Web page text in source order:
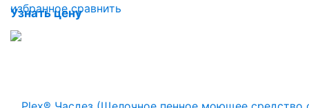
избранное сравнить
Узнать цену